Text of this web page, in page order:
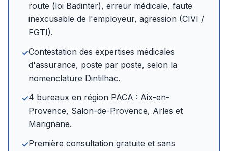
route (loi Badinter), erreur médicale, faute
inexcusable de l'employeur, agression (CIVI /
FGTI).
✓Contestation des expertises médicales
d'assurance, poste par poste, selon la
nomenclature Dintilhac.
✓4 bureaux en région PACA : Aix-en-
Provence, Salon-de-Provence, Arles et
Marignane.
✓Première consultation gratuite et sans